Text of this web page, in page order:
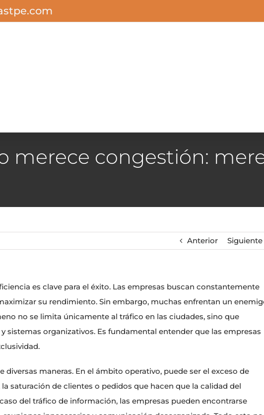
merece congestión:
Anterior Siguiente
es clave para el éxito. Las empresas buscan constantemente
su rendimiento. Sin embargo, muchas enfrentan un
no se limita únicamente al tráfico en las ciudades, sino que
sistemas organizativos. Es fundamental entender que las empresas
maneras. En el ámbito operativo, puede ser el exceso de
saturación de clientes o pedidos que hacen que la calidad del
del tráfico de información, las empresas pueden encontrarse